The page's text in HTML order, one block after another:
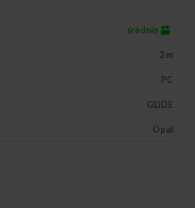
średnio
2 m
PC
GLIDE
Opal